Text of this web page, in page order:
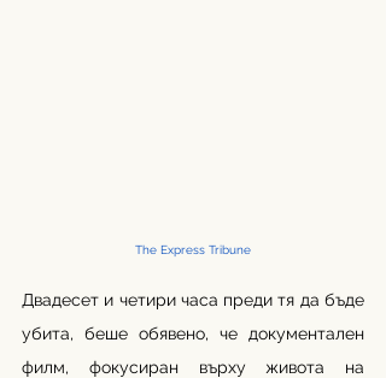
The Express Tribune
Двадесет и четири часа преди тя да бъде
убита, беше обявено, че документален
филм, фокусиран върху живота на